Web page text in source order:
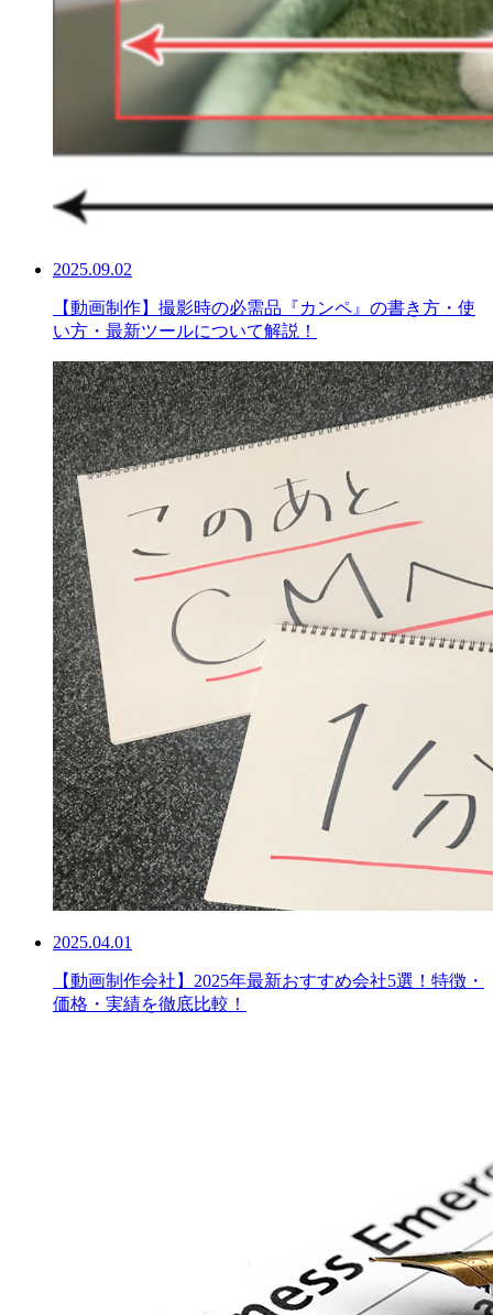
2025.09.02
【動画制作】撮影時の必需品『カンペ』の書き方・使
い方・最新ツールについて解説！
2025.04.01
【動画制作会社】2025年最新おすすめ会社5選！特徴・
価格・実績を徹底比較！